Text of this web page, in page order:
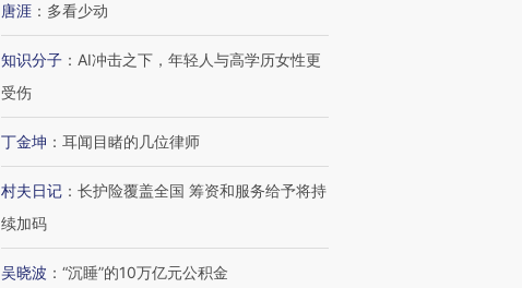
唐涯 ： 多看少动
知识分子 ： AI冲击之下，年轻人与高学历女性更
受伤
丁金坤 ： 耳闻目睹的几位律师
村夫日记 ： 长护险覆盖全国 筹资和服务给予将持
续加码
吴晓波 ： “沉睡”的10万亿元公积金